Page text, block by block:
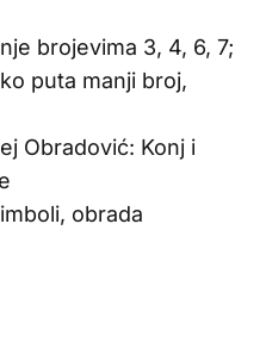
brojevima 3, 4, 6, 7;
puta manji broj,
Obradović: Konj i
obrada